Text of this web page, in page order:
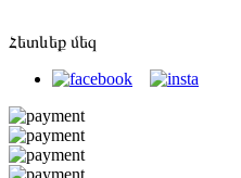
Հետևեք մեզ